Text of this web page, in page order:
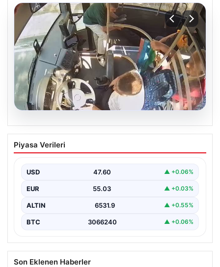
Otobüste Rahatsızlanan Yolcuyu Şoför
Hızla Hastaneye Yönlendirdi
otobüslerinde yaşanan ilginç ve dikkat çekici…
Piyasa Verileri
USD 47.60 ▲ +0.06%
EUR 55.03 ▲ +0.03%
ALTIN 6531.9 ▲ +0.55%
BTC 3066240 ▲ +0.06%
Son Eklenen Haberler